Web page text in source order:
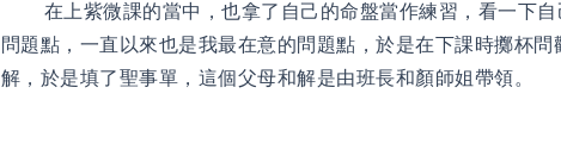
在上紫微課的當中，也拿了自己的命盤當作練習，看一下自
問題點，一直以來也是我最在意的問題點，於是在下課時擲杯
解，於是填了聖事單，這個父母和解是由班長和顏師姐帶領。